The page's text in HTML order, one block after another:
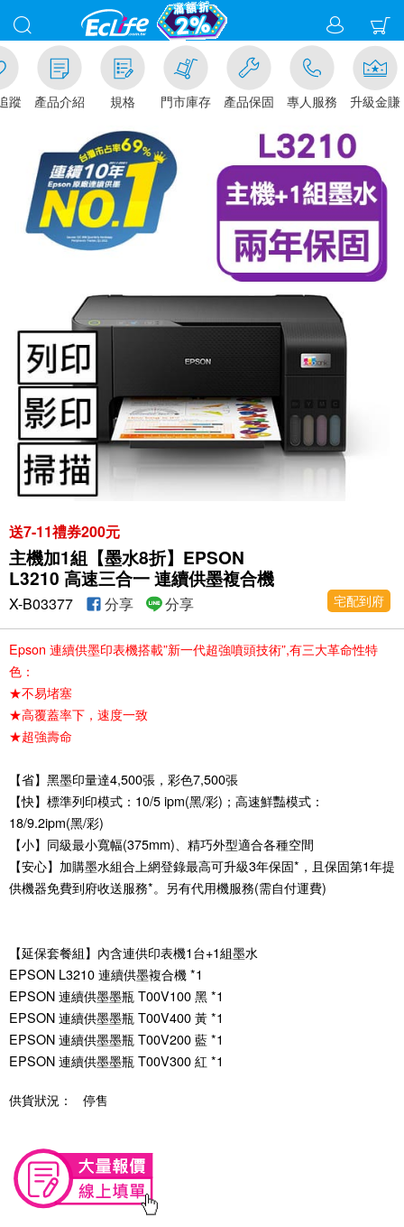
蹤 產品介紹 規格 門市庫存 產品保固 專人服務 升級金賺
送7-11禮券200元
主機加1組【墨水8折】EPSON
L3210 高速三合一 連續供墨複合機
宅配到府
X-B03377 分享 分享
Epson 連續供墨印表機搭載”新一代超強噴頭技術”,有三大革命性特
色：
★不易堵塞
★高覆蓋率下，速度一致
★超強壽命
【省】黑墨印量達4,500張，彩色7,500張
【快】標準列印模式：10/5 ipm(黑/彩)；高速鮮豔模式：
18/9.2ipm(黑/彩)
【小】同級最小寬幅(375mm)、精巧外型適合各種空間
【安心】加購墨水組合上網登錄最高可升級3年保固*，且保固第1年提
供機器免費到府收送服務*。另有代用機服務(需自付運費)
【延保套餐組】內含連供印表機1台+1組墨水
EPSON L3210 連續供墨複合機 *1
EPSON 連續供墨墨瓶 T00V100 黑 *1
EPSON 連續供墨墨瓶 T00V400 黃 *1
EPSON 連續供墨墨瓶 T00V200 藍 *1
EPSON 連續供墨墨瓶 T00V300 紅 *1
供貨狀況： 停售